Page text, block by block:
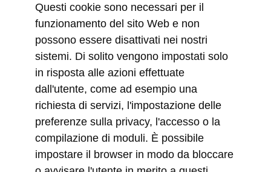
Questi cookie sono necessari per il
funzionamento del sito Web e non
possono essere disattivati nei nostri
sistemi. Di solito vengono impostati solo
in risposta alle azioni effettuate
dall'utente, come ad esempio una
richiesta di servizi, l'impostazione delle
preferenze sulla privacy, l'accesso o la
compilazione di moduli. È possibile
impostare il browser in modo da bloccare